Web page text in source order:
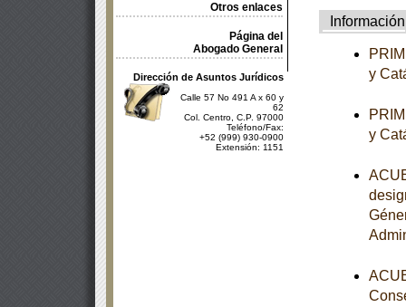
Otros enlaces
Página del
Abogado General
Dirección de Asuntos Jurídicos
Calle 57 No 491 A x 60 y
62
Col. Centro, C.P. 97000
Teléfono/Fax:
+52 (999) 930-0900
Extensión: 1151
Información
y
y